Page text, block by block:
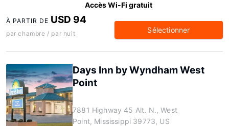
Accès Wi-Fi gratuit
À PARTIR DE USD 94
par chambre / par nuit Sélectionner
Days Inn by Wyndham West
Point
7881 Highway 45 Alt. N., West
Point, Mississippi 39773, US